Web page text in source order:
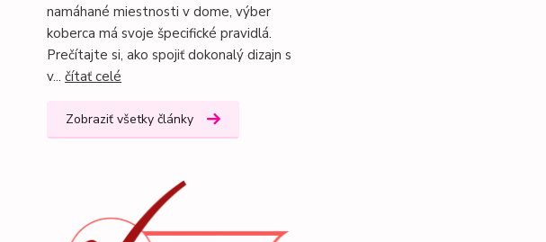
namáhané miestnosti v dome, výber
koberca má svoje špecifické pravidlá.
Prečítajte si, ako spojiť dokonalý dizajn s
v... čítať celé
Zobraziť všetky články